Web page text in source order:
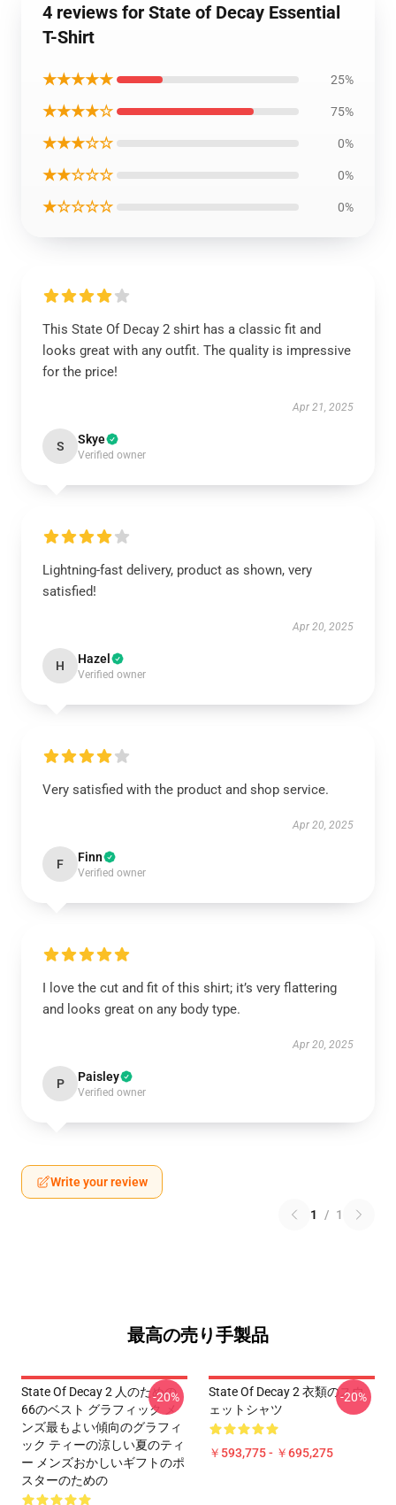
4 reviews for State of Decay Essential
T-Shirt
★★★★★ 25%
★★★★☆ 75%
★★★☆☆ 0%
★★☆☆☆ 0%
★☆☆☆☆ 0%
This State Of Decay 2 shirt has a classic fit and
looks great with any outfit. The quality is impressive
for the price!
Apr 21, 2025
S Skye
Verified owner
Lightning-fast delivery, product as shown, very
satisfied!
Apr 20, 2025
H Hazel
Verified owner
Very satisfied with the product and shop service.
Apr 20, 2025
F Finn
Verified owner
I love the cut and fit of this shirt; it’s very flattering
and looks great on any body type.
Apr 20, 2025
P Paisley
Verified owner
Write your review
1 / 1
最高の売り手製品
State Of Decay 2 人のための
66のベスト グラフィック メ
ンズ最もよい傾向のグラフィ
ック ティーの涼しい夏のティ
ー メンズおかしいギフトのポ
スターのための
-20%
State Of Decay 2 衣類のスウ
ェットシャツ
￥593,775 - ￥695,275
-20%